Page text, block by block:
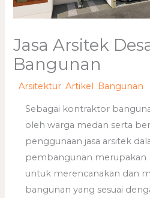
Jasa Arsitek
Bangunan
/Arsitektur ,Artikel Bangunan
Sebagai kontraktor
oleh warga medan serta
penggunaan jasa arsitek
pembangunan merupakan
untuk merencanakan dan
bangunan yang sesuai